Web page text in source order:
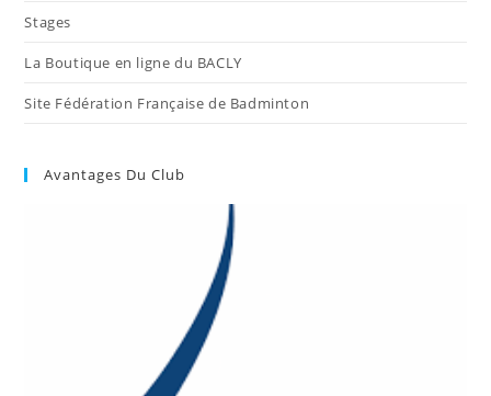
Stages
La Boutique en ligne du BACLY
Site Fédération Française de Badminton
Avantages Du Club